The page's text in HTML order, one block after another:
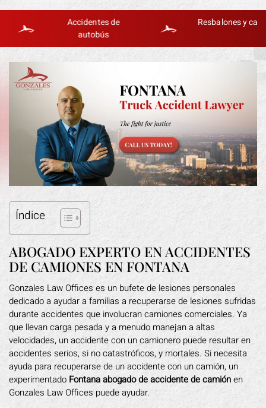
Accidentes de
autobús
Resbalones y caídas
Índice
ABOGADO EXPERTO EN ACCIDENTES
DE CAMIONES EN FONTANA
Gonzales Law Offices es un bufete de lesiones personales
dedicado a ayudar a familias a recuperarse de lesiones sufridas
durante accidentes que involucran camiones comerciales. Ya
que llevan carga pesada y a menudo manejan a altas
velocidades, un accidente con un camionero puede resultar en
accidentes serios, si no catastróficos, y mortales. Si necesita
ayuda para recuperarse de un accidente con un camión, un
experimentado Fontana abogado de accidente de camiónen
Gonzales Law Offices puede ayudar.